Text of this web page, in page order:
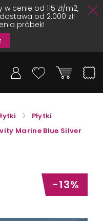
cenie od 115 zł/m2,
od 2.000 zł!
próbek!
Płytki
Marine Blue Silver
-13%